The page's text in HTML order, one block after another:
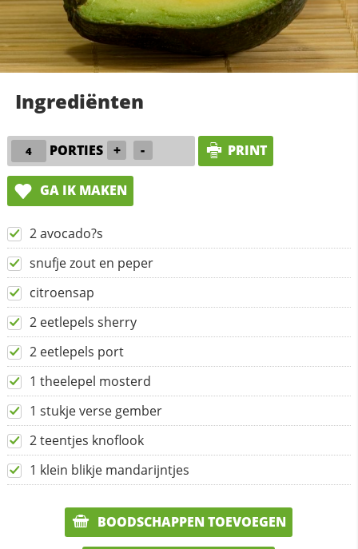
Ingrediënten
PORTIES + - PRINT
GA IK MAKEN
2 avocado?s
snufje zout en peper
citroensap
2 eetlepels sherry
2 eetlepels port
1 theelepel mosterd
1 stukje verse gember
2 teentjes knoflook
1 klein blikje mandarijntjes
BOODSCHAPPEN TOEVOEGEN